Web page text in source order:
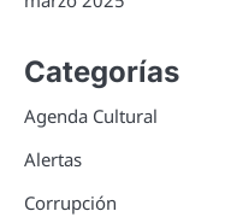
Categorías
Agenda Cultural
Alertas
Corrupción